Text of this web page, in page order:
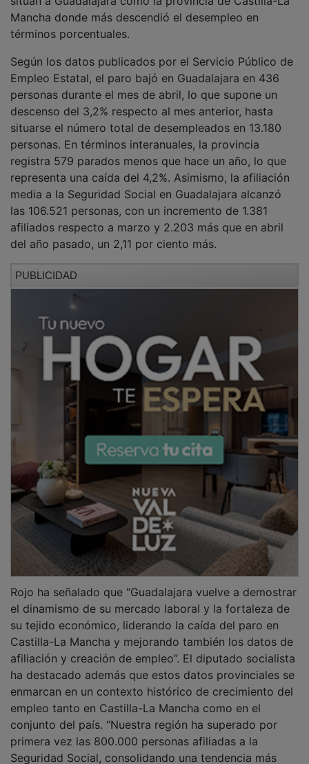
Mancha donde más descendió el desempleo en
términos porcentuales.
Empleo Estatal, el paro bajó en Guadalajara en 436
personas durante el mes de abril, lo que supone un
descenso del 3,2% respecto al mes anterior, hasta
situarse el número total de desempleados en 13.180
personas. En términos interanuales, la provincia
registra 579 parados menos que hace un año, lo que
representa una caída del 4,2%. Asimismo, la afiliación
media a la Seguridad Social en Guadalajara alcanzó
las 106.521 personas, con un incremento de 1.381
afiliados respecto a marzo y 2.203 más que en abril
del año pasado, un 2,11 por ciento más.
Rojo ha señalado que “Guadalajara vuelve a demostrar
el dinamismo de su mercado laboral y la fortaleza de
su tejido económico, liderando la caída del paro en
Castilla-La Mancha y mejorando también los datos de
afiliación y creación de empleo”. El diputado socialista
ha destacado además que estos datos provinciales se
enmarcan en un contexto histórico de crecimiento del
empleo tanto en Castilla-La Mancha como en el
conjunto del país. “Nuestra región ha superado por
primera vez las 800.000 personas afiliadas a la
Seguridad Social, consolidando una tendencia más
que positiva”, ha destacado.
PUBLICIDAD